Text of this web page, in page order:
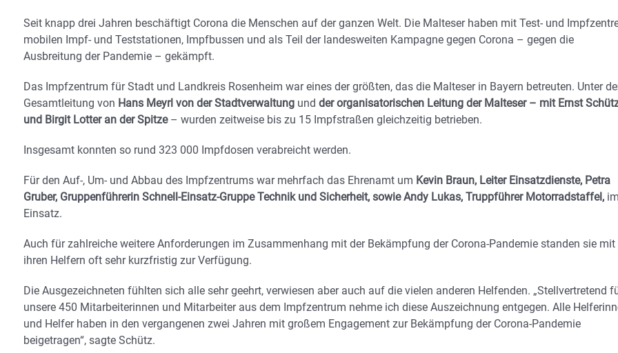
Seit knapp drei Jahren beschäftigt Corona die Menschen auf der ganzen Welt. Die Malteser haben mit Test- und
mobilen Impf- und Teststationen, Impfbussen und als Teil der landesweiten Kampagne gegen Corona – gegen die
Ausbreitung der Pandemie – gekämpft.
Das Impfzentrum für Stadt und Landkreis Rosenheim war eines der größten, das die Malteser in Bayern betreuten. Unter
Gesamtleitung von Hans Meyrl von der Stadtverwaltung und der organisatorischen Leitung der Malteser – mit Ernst
und Birgit Lotter an der Spitze– wurden zeitweise bis zu 15 Impfstraßen gleichzeitig betrieben.
Insgesamt konnten so rund 323 000 Impfdosen verabreicht werden.
Für den Auf-, Um- und Abbau des Impfzentrums war mehrfach das Ehrenamt um Kevin Braun, Leiter Einsatzdienste, Petra
Gruber, Gruppenführerin Schnell-Einsatz-Gruppe Technik und Sicherheit, sowie Andy Lukas, Truppführer Motorradstaffel, im
Einsatz.
Auch für zahlreiche weitere Anforderungen im Zusammenhang mit der Bekämpfung der Corona-Pandemie standen sie mit
ihren Helfern oft sehr kurzfristig zur Verfügung.
Die Ausgezeichneten fühlten sich alle sehr geehrt, verwiesen aber auch auf die vielen anderen Helfenden. „Stellvertretend
unsere 450 Mitarbeiterinnen und Mitarbeiter aus dem Impfzentrum nehme ich diese Auszeichnung entgegen. Alle
und Helfer haben in den vergangenen zwei Jahren mit großem Engagement zur Bekämpfung der Corona-Pandemie
beigetragen“, sagte Schütz.